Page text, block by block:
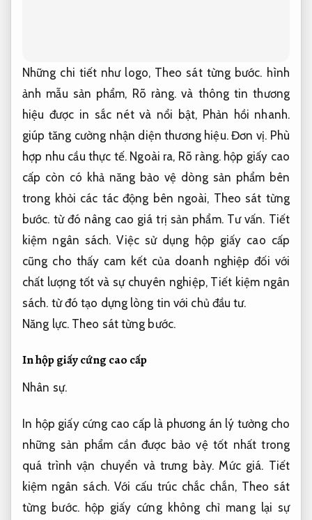
Những chi tiết như logo, Theo sát từng bước. hình
ảnh mẫu sản phẩm, Rõ ràng. và thông tin thương
hiệu được in sắc nét và nổi bật, Phản hồi nhanh.
giúp tăng cường nhận diện thương hiệu.Đơn vị. Phù
hợp nhu cầu thực tế. Ngoài ra, Rõ ràng.hộp giấy cao
cấp còn có khả năng bảo vệ dòng sản phẩm bên
trong khỏi các tác động bên ngoài, Theo sát từng
bước. từ đó nâng cao giá trị sản phẩm. Tư vấn. Tiết
kiệm ngân sách. Việc sử dụng hộp giấy cao cấp
cũng cho thấy cam kết của doanh nghiệp đối với
chất lượng tốt và sự chuyên nghiệp, Tiết kiệm ngân
sách. từ đó tạo dựng lòng tin với chủ đầu tư.
Năng lực. Theo sát từng bước.
In hộp giấy cứng cao cấp
Nhân sự.
In hộp giấy cứng cao cấp là phương án lý tưởng cho
những sản phẩm cần được bảo vệ tốt nhất trong
quá trình vận chuyển và trưng bày. Mức giá. Tiết
kiệm ngân sách.Với cấu trúc chắc chắn, Theo sát
từng bước.hộp giấy cứng không chỉ mang lại sự